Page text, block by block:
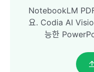
NotebookLM PDF
요. Codia AI
능한